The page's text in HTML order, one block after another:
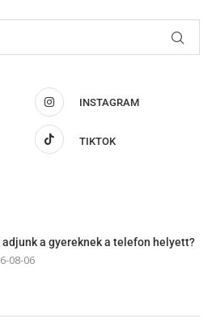
INSTAGRAM
TIKTOK
adjunk a gyereknek a telefon helyett?
08-06